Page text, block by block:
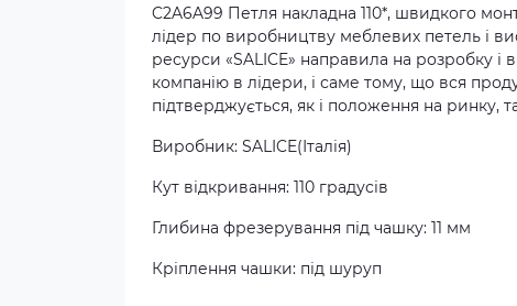
C2A6A99 Петля накладна 110*, швидкого
лідер по виробництву меблевих петель і
ресурси «SALICE» направила на розробку і
компанію в лідери, і саме тому, що вся
підтверджується, як і положення на ринку,
Виробник: SALICE(Італія)
Кут відкривання: 110 градусів
Глибина фрезерування під чашку: 11 мм
Кріплення чашки: під шуруп